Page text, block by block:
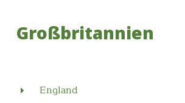
Großbritannien
England